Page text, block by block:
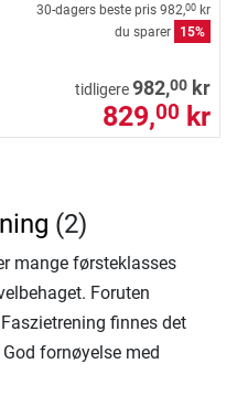
30-dagers beste pris 982,00 kr
du sparer
15%
tidligere982,00 kr
829,00 kr
(2)
mange førsteklasses
Foruten
finnes det
fornøyelse med